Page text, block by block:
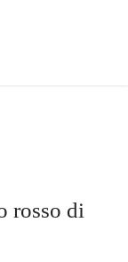
rosso di